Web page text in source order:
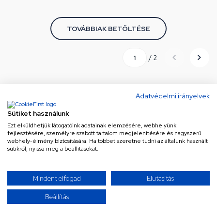
Adatvédelmi irányelvek
Sütiket használunk
Ezt elküldhetjük látogatóink adatainak elemzésére, webhelyünk
fejlesztésére, személyre szabott tartalom megjelenítésére és nagyszerű
webhely-élmény biztosítására. Ha többet szeretne tudni az általunk használt
sütikről, nyissa meg a beállításokat.
Mindent elfogad Elutasítás
Beállítás
TOVÁBBIAK BETÖLTÉSE
/ 2
Úgy érzed, mindent láttál már? Gondold újra! Kínálatunk
szinte végtelen, és folyamatosan bővül a legújabb és
legkeresettebb termékekkel. Ne maradj le semmiről!
Görgess tovább, és merülj el a választékban – a
következő kattintás akár a tökéletes találat is lehet!
Ne maradj le a legjobb